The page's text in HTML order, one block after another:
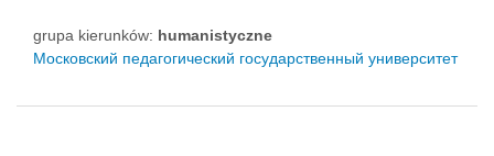
grupa kierunków: humanistyczne
Московский педагогический государственный университет